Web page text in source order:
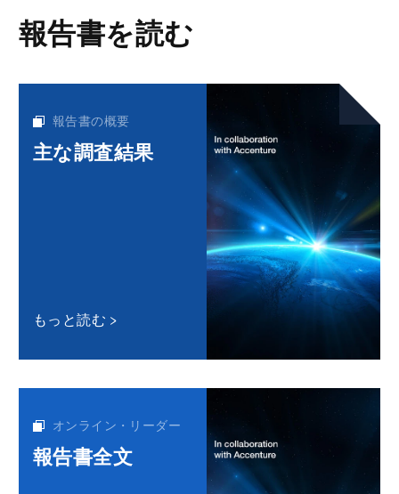
報告書を読む
報告書の概要
主な調査結果
もっと読む
オンライン・リーダー
報告書全文